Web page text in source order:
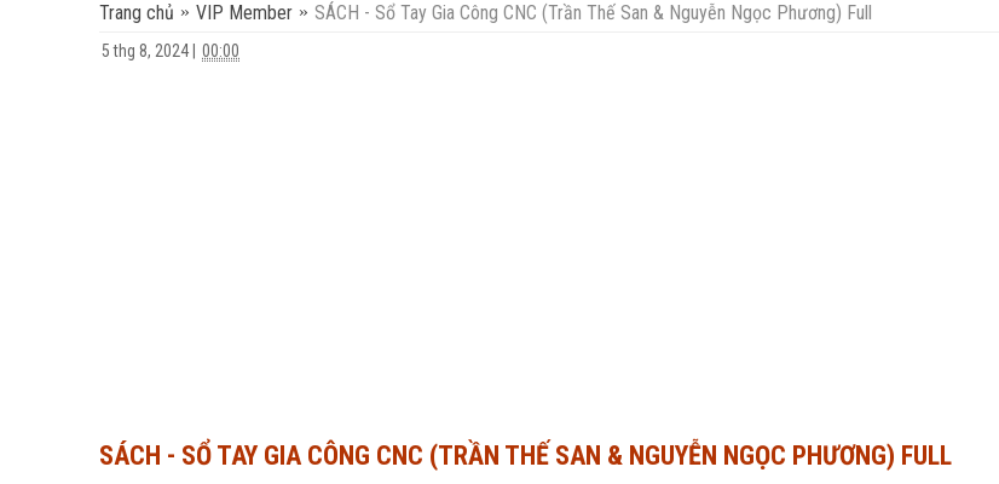
Trang chủ VIP Member SÁCH - Sổ Tay Gia Công CNC (Trần Thế San & Nguyễn Ngọc Phương) Full
5 thg 8, 2024 00:00
SÁCH - SỔ TAY GIA CÔNG CNC (TRẦN THẾ SAN & NGUYỄN NGỌC PHƯƠNG) FULL